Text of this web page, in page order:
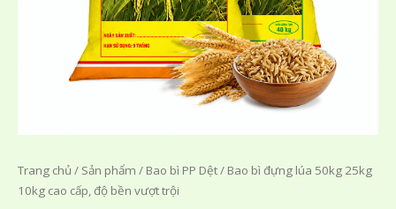
Trang chủ / Sản phẩm / Bao bì PP Dệt/ Bao bì đựng lúa 50kg 25kg
10kg cao cấp, độ bền vượt trội